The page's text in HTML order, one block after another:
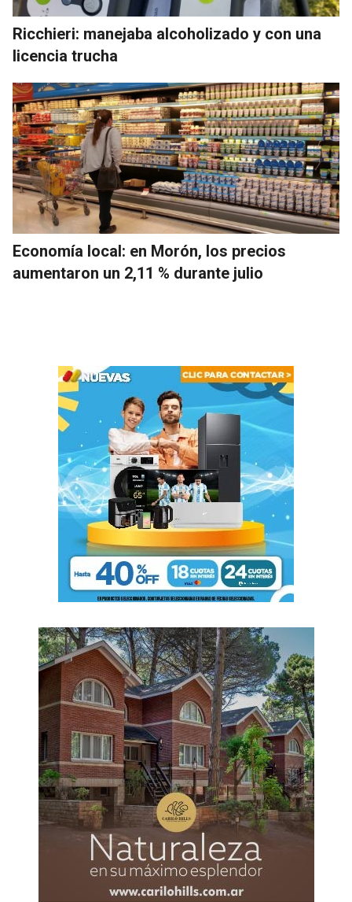
Ricchieri: manejaba alcoholizado y con una
licencia trucha
Economía local: en Morón, los precios
aumentaron un 2,11 % durante julio